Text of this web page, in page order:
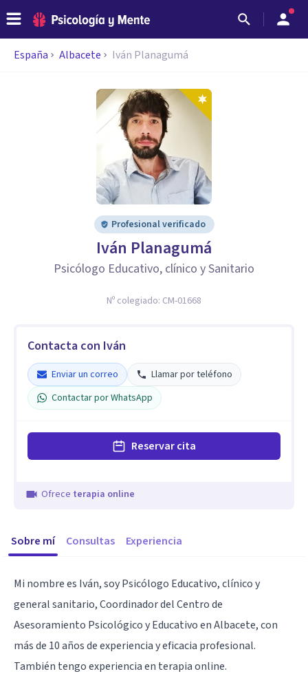
España Albacete Iván Planagumá
Profesional verificado
Iván Planagumá
Psicólogo Educativo, clínico y Sanitario
Nº colegiado: CM-01668
Contacta con Iván
Enviar un correo
Llamar por teléfono
Contactar por WhatsApp
Reservar cita
Ofrece terapia online
Sobre mí Consultas Experiencia
Mi nombre es Iván, soy Psicólogo Educativo, clínico y
general sanitario, Coordinador del Centro de
Asesoramiento Psicológico y Educativo en Albacete, con
más de 10 años de experiencia y eficacia profesional.
También tengo experiencia en terapia online.